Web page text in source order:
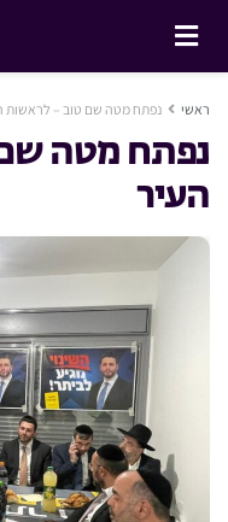
ראשי נפתח מטה שם טוב – לראשות
נפתח מטה
העיר